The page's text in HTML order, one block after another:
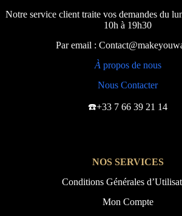
Notre service client traite vos demandes du
10h à 19h30
Par email :
À propos de nous
Nous Contacter
☎️+33 7 66 39 21 14
NOS SERVICES
Conditions Générales
Mon Compte